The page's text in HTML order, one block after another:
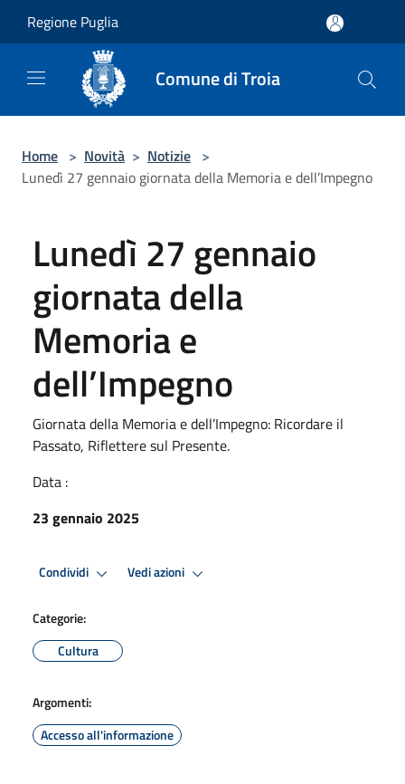
Regione Puglia
Comune di Troia
Home > Novità > Notizie >
Lunedì 27 gennaio giornata della Memoria e dell’Impegno
Lunedì 27 gennaio
giornata della
Memoria e
dell’Impegno
Giornata della Memoria e dell’Impegno: Ricordare il
Passato, Riflettere sul Presente.
Data :
23 gennaio 2025
Condividi Vedi azioni
Categorie:
Cultura
Argomenti:
Accesso all'informazione